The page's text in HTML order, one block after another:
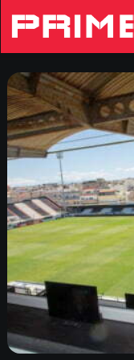
ΟΦΗ
Γ ΕΘΝΙΚΗ
Α1 ΕΠΣΗ
Α2 ΕΠΣΗ
Β1 ΕΠΣΗ
Β2 ΕΠΣΗ